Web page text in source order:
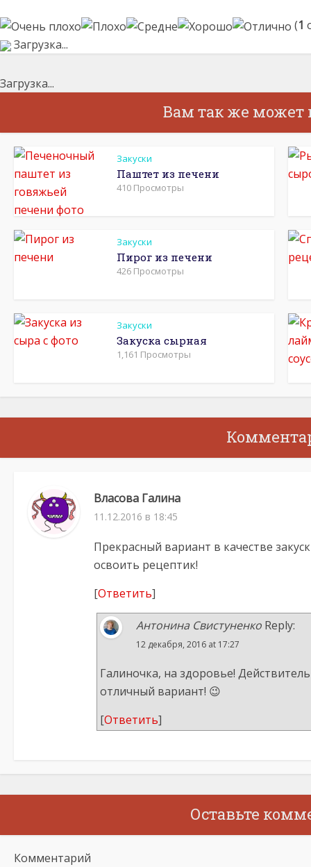
(1
Загрузка...
Загрузка...
Вам так же может
Закуски
Паштет из печени
410 Просмотры
Закуски
Пирог из печени
426 Просмотры
Закуски
Закуска сырная
1,161 Просмотры
Власова Галина
11.12.2016 в 18:45
Прекрасный вариант в качестве
освоить рецептик!
[Ответить]
Антонина Свистуненко Reply:
12 декабря, 2016 at 17:27
Галиночка, на здоровье!
отличный вариант! 😉
[Ответить]
Оставьте
Комментарий